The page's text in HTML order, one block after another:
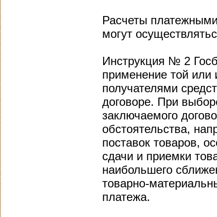
Расчеты
могут
Инструкция № 2
применение той
получателями
договоре. При
заключаемого
обстоятельства,
поставок товаров,
сдачи и приемки
наибольшего
товарно-
платежа.